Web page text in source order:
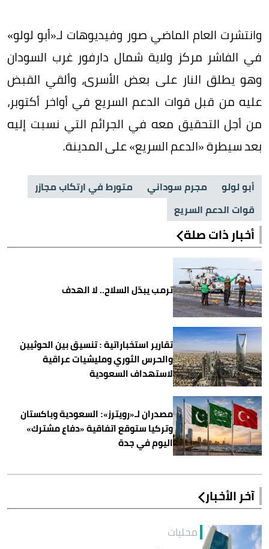
وانتشرت العام الماضي صور وفيديوهات لـ«أبو لولو»
في الفاشر مركز ولاية شمال دارفور غرب السودان
وهو يطلق النار على بعض الأسرى، وألقي القبض
عليه من قبل قوات الدعم السريع في أواخر أكتوبر،
من أجل التحقيق معه في الجرائم التي نسبت إليه
بعد سيطرة «الدعم السريع» على المدينة.
أبو لولو مجرم سوداني
متورط في ارتكاب مجازر
قوات الدعم السريع
أخبار ذات صلة
ترمب يبدّل السلاح.. لا الهدف
تقارير استخباراتية : تنسيق بين الحوثيين
والحرس الثوري ومليشيات عراقية
لاستهداف السعودية
مصدران لـ«رويترز»: السعودية وباكستان
وتركيا ستوقع اتفاقية «دفاع مشترك»
اليوم في جدة
آخر الأخبار
محليات